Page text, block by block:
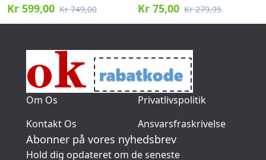
Shade
Kr 599,00 Kr 749,00 Kr 75,00 Kr 279,95
Om Os
Privatlivspolitik
Kontakt Os
Ansvarsfraskrivelse
Abonner på vores nyhedsbrev
Hold dig opdateret om de seneste